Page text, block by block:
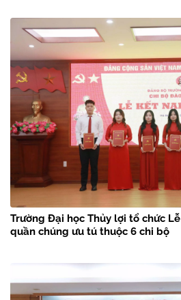
Trường Đại học Thủy lợi tổ chức
quần chúng ưu tú thuộc 6 chi bộ